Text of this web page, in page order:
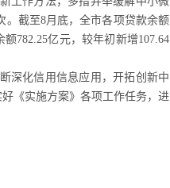
。截至8月底，全市各项贷款余额
782.25亿元，较年初新增107.64
深化信用信息应用，开拓创新中
《实施方案》各项工作任务，进